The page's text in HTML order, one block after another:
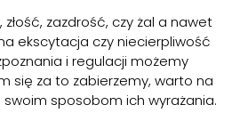
zazdrość, czy żal a nawet
ekscytacja czy niecierpliwość
i regulacji możemy
się za to zabierzemy, warto na
sposobom ich wyrażania.